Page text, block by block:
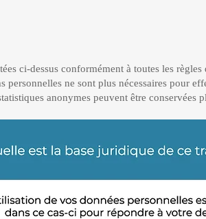
ci-dessus conformément à toutes les
ne sont plus nécessaires pour
anonymes peuvent être conservées